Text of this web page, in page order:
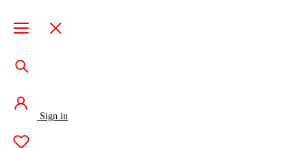
Sign in